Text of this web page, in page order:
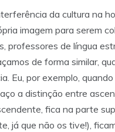
da cultura na
imagem para serem
professores de língua
de forma similar,
Eu, por exemplo,
a distinção entre
fica na parte
já que não os tive!),